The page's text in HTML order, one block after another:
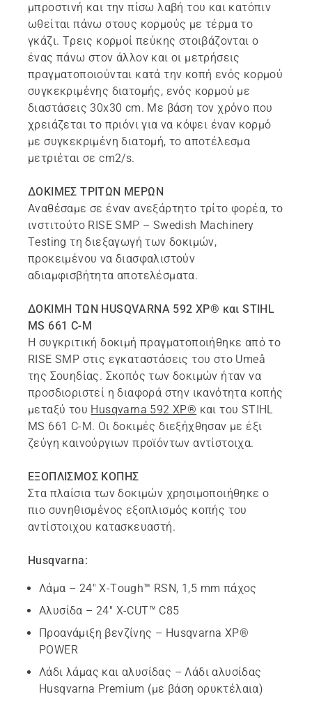
μπροστινή και την πίσω λαβή του και κατόπιν
ωθείται πάνω στους κορμούς με τέρμα το
γκάζι. Τρεις κορμοί πεύκης στοιβάζονται ο
ένας πάνω στον άλλον και οι μετρήσεις
πραγματοποιούνται κατά την κοπή ενός κορμού
συγκεκριμένης διατομής, ενός κορμού με
διαστάσεις 30x30 cm. Με βάση τον χρόνο που
χρειάζεται το πριόνι για να κόψει έναν κορμό
με συγκεκριμένη διατομή, το αποτέλεσμα
μετριέται σε cm2/s.
ΔΟΚΙΜΕΣ ΤΡΙΤΩΝ ΜΕΡΩΝ
Αναθέσαμε σε έναν ανεξάρτητο τρίτο φορέα, το
ινστιτούτο RISE SMP – Swedish Machinery
Testing τη διεξαγωγή των δοκιμών,
προκειμένου να διασφαλιστούν
αδιαμφισβήτητα αποτελέσματα.
ΔΟΚΙΜΗ ΤΩΝ HUSQVARNA 592 XP® και STIHL
MS 661 C-M
Η συγκριτική δοκιμή πραγματοποιήθηκε από το
RISE SMP στις εγκαταστάσεις του στο Umeå
της Σουηδίας. Σκοπός των δοκιμών ήταν να
προσδιοριστεί η διαφορά στην ικανότητα κοπής
μεταξύ του Husqvarna 592 XP® και του STIHL
MS 661 C-M. Οι δοκιμές διεξήχθησαν με έξι
ζεύγη καινούργιων προϊόντων αντίστοιχα.
ΕΞΟΠΛΙΣΜΟΣ ΚΟΠΗΣ
Στα πλαίσια των δοκιμών χρησιμοποιήθηκε ο
πιο συνηθισμένος εξοπλισμός κοπής του
αντίστοιχου κατασκευαστή.
Husqvarna:
Λάμα – 24" X-Tough™ RSN, 1,5 mm πάχος
Αλυσίδα – 24" X-CUT™ C85
Προανάμιξη βενζίνης – Husqvarna XP®
POWER
Λάδι λάμας και αλυσίδας – Λάδι αλυσίδας
Husqvarna Premium (με βάση ορυκτέλαια)